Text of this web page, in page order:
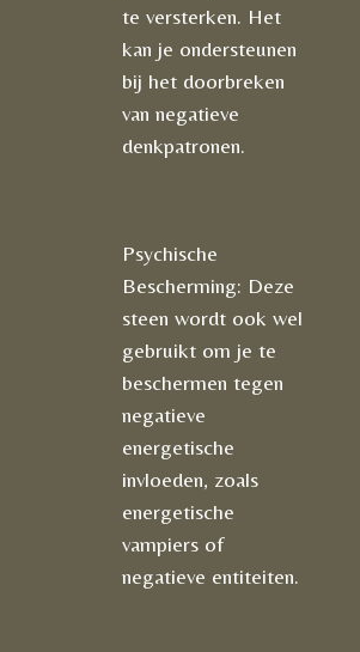
te versterken. Het
kan je ondersteunen
bij het doorbreken
van negatieve
denkpatronen.
Psychische
Bescherming: Deze
steen wordt ook wel
gebruikt om je te
beschermen tegen
negatieve
energetische
invloeden, zoals
energetische
vampiers of
negatieve entiteiten.